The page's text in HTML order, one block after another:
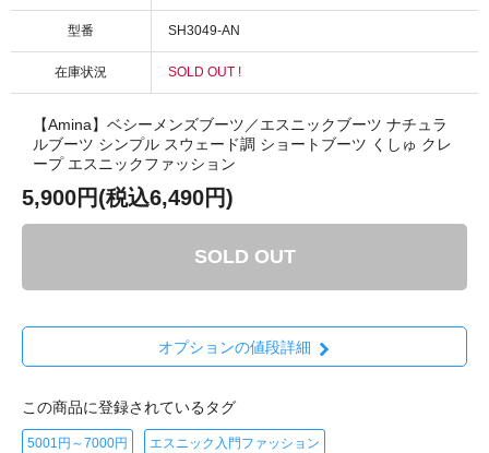
型番 SH3049-AN
在庫状況 SOLD OUT !
【Amina】ベシーメンズブーツ／エスニックブーツ ナチュラ
ルブーツ シンプル スウェード調 ショートブーツ くしゅ クレ
ープ エスニックファッション
5,900円(税込6,490円)
SOLD OUT
オプションの値段詳細
この商品に登録されているタグ
5001円～7000円 エスニック入門ファッション